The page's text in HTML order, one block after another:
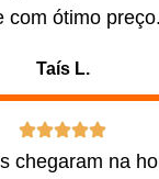
com ótimo
Taís L.
chegaram na